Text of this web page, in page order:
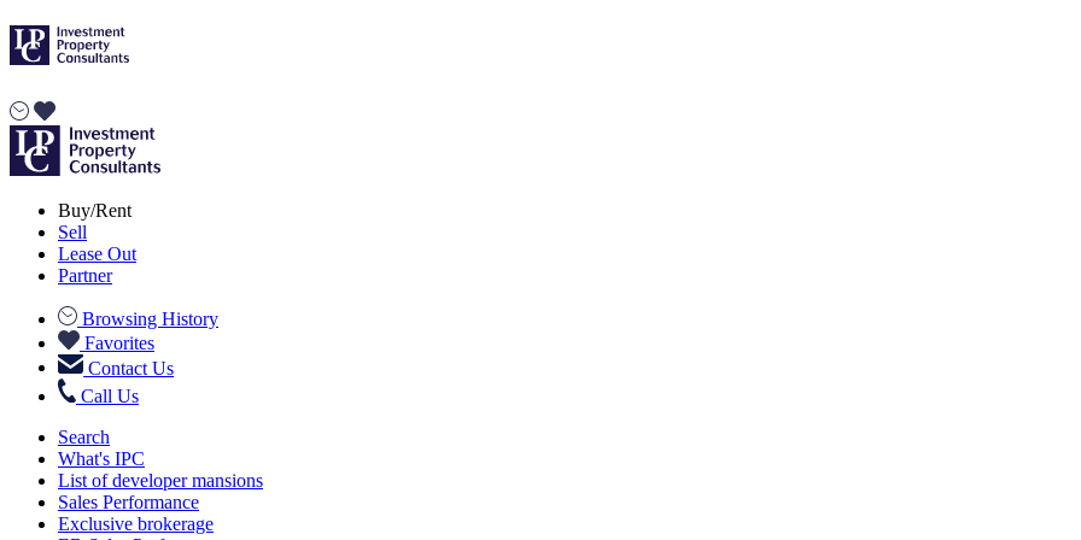
Buy/Rent
Sell
Lease Out
Partner
Browsing History
Favorites
Contact Us
Call Us
Search
What's IPC
List of developer mansions
Sales Performance
Exclusive brokerage